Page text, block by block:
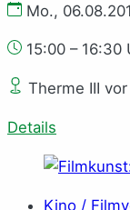
Mo.,
15:00 – 16:30
Therme III
Details
Kino /